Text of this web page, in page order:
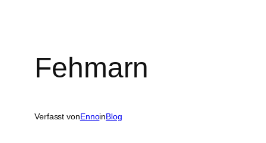
Fehmarn
Verfasst vonEnnoinBlog